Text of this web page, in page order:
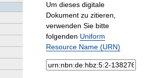
Um dieses digitale
Dokument zu zitieren,
verwenden Sie bitte
folgenden Uniform
Resource Name (URN)